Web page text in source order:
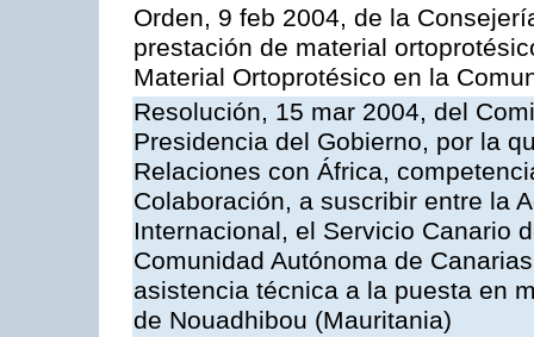
Orden, 9 feb 2004, de la
prestación de material
Material Ortoprotésico en la
Resolución, 15 mar 2004, del
Presidencia del Gobierno, por la
Relaciones con África,
Colaboración, a suscribir entre la
Internacional, el Servicio Canario
Comunidad Autónoma de
asistencia técnica a la puesta en
de Nouadhibou (Mauritania)